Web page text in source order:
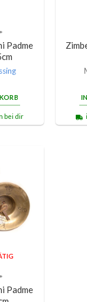
*
Padme
bei dir
*
Padme